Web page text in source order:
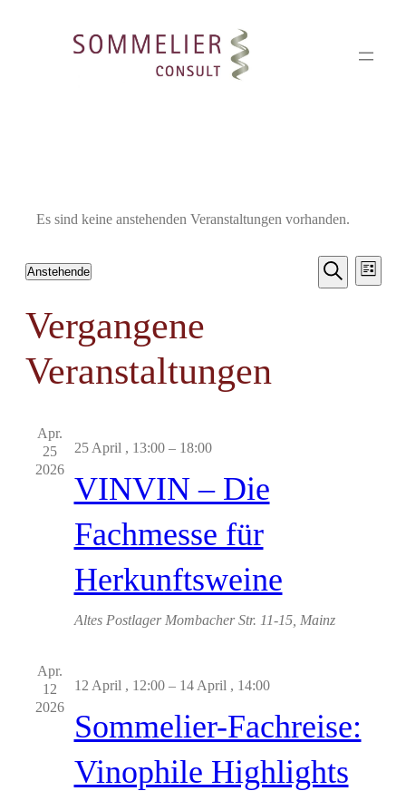
Es sind keine anstehenden Veranstaltungen vorhanden.
Suche
Liste
Anstehende
wählen.
Vergangene
Veranstaltungen
Apr.
25
2026
25 April , 13:00– 18:00
VINVIN – Die
Fachmesse für
Herkunftsweine
Altes PostlagerMombacher Str. 11-15, Mainz
Apr.
12
2026
12 April , 12:00– 14 April , 14:00
Sommelier-Fachreise:
Vinophile Highlights